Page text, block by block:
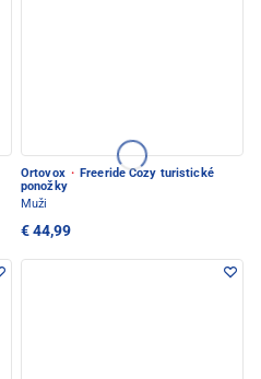
Ortovox · Freeride Cozy turistické
ponožky
Muži
€ 44,99